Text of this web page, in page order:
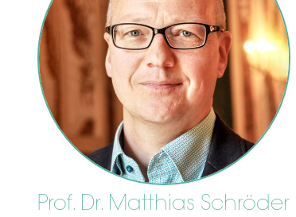
Prof. Dr. Matthias Schröder